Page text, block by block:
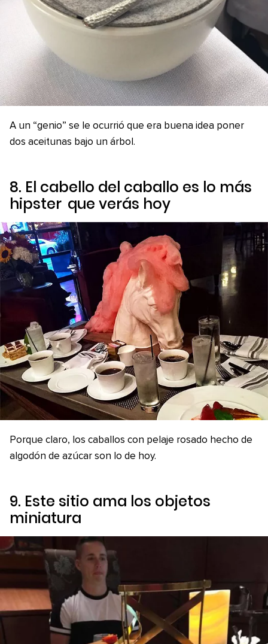
A un “genio” se le ocurrió que era buena idea poner
dos aceitunas bajo un árbol.
8. El cabello del caballo es lo más
hipster que verás hoy
Porque claro, los caballos con pelaje rosado hecho de
algodón de azúcar son lo de hoy.
9. Este sitio ama los objetos
miniatura